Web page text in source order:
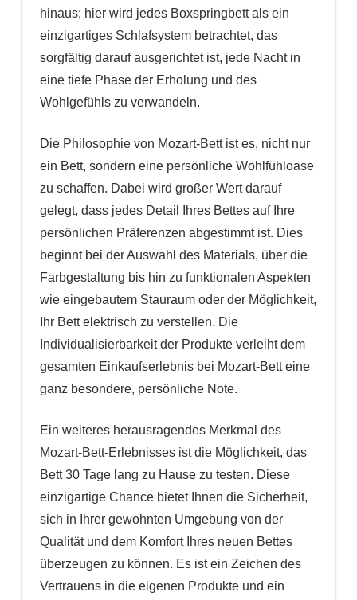
hinaus; hier wird jedes Boxspringbett als ein
einzigartiges Schlafsystem betrachtet, das
sorgfältig darauf ausgerichtet ist, jede Nacht in
eine tiefe Phase der Erholung und des
Wohlgefühls zu verwandeln.
Die Philosophie von Mozart-Bett ist es, nicht nur
ein Bett, sondern eine persönliche Wohlfühloase
zu schaffen. Dabei wird großer Wert darauf
gelegt, dass jedes Detail Ihres Bettes auf Ihre
persönlichen Präferenzen abgestimmt ist. Dies
beginnt bei der Auswahl des Materials, über die
Farbgestaltung bis hin zu funktionalen Aspekten
wie eingebautem Stauraum oder der Möglichkeit,
Ihr Bett elektrisch zu verstellen. Die
Individualisierbarkeit der Produkte verleiht dem
gesamten Einkaufserlebnis bei Mozart-Bett eine
ganz besondere, persönliche Note.
Ein weiteres herausragendes Merkmal des
Mozart-Bett-Erlebnisses ist die Möglichkeit, das
Bett 30 Tage lang zu Hause zu testen. Diese
einzigartige Chance bietet Ihnen die Sicherheit,
sich in Ihrer gewohnten Umgebung von der
Qualität und dem Komfort Ihres neuen Bettes
überzeugen zu können. Es ist ein Zeichen des
Vertrauens in die eigenen Produkte und ein